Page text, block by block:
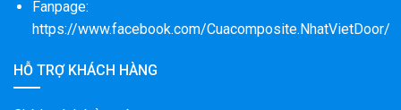
Fanpage:
https://www.facebook.com/Cuacomposite.NhatVietDoor/
HỖ TRỢ KHÁCH HÀNG